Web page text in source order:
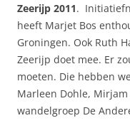
Zeerijp 2011.
heeft Marjet Bos
Groningen. Ook Ruth
Zeerijp doet mee. Er
moeten. Die hebben
Marleen Dohle, Mirjam
wandelgroep De